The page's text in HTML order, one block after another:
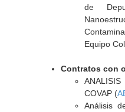
de
Equipo
Contratos con
COVAP (
Análisis